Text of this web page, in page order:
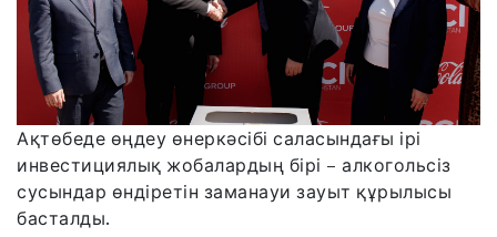
Ақтөбеде өңдеу өнеркәсібі саласындағы ірі
инвестициялық жобалардың бірі – алкогольсіз
сусындар өндіретін заманауи зауыт құрылысы
басталды.